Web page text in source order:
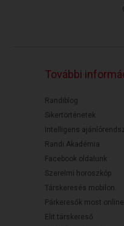
További
Randiblog
Sikertörténetek
Intelligens
Randi Akadémia
Facebook oldalunk
Szerelmi horoszkóp
Társkeresés mobilon
Párkeresők most online
Elit társkereső